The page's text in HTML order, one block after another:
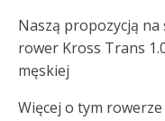
Naszą propozycją
rower Kross Trans
męskiej
Więcej o tym